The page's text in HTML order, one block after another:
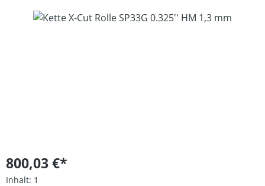
Bildergalerie überspringen
800,03 €*
Inhalt: 1